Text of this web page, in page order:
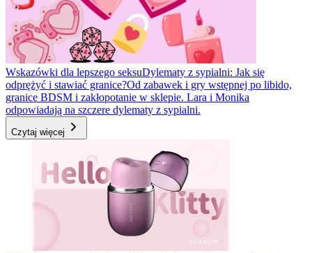
Wskazówki dla lepszego seksuDylematy z sypialni: Jak się
odprężyć i stawiać granice?Od zabawek i gry wstępnej po libido,
granice BDSM i zakłopotanie w sklepie. Lara i Monika
odpowiadają na szczere dylematy z sypialni.
Czytaj więcej